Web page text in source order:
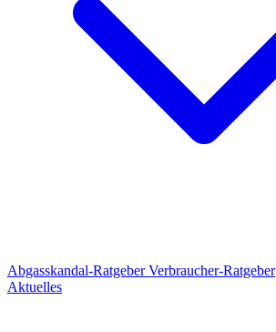
Abgasskandal-RatgeberVerbraucher-Ratgeber
Aktuelles